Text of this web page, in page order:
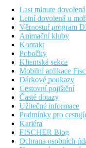
Poznámka
V Řecku je
aktivit může být
Vzdálenosti
0 m
Centrum města
3,5 km
Vzdálenost od
450 m
Vzdálenost k pláži
Last minute dovolená
Letní dovolená u
Věrnostní program
Animační kluby
Kontakt
Pobočky
Klientská sekce
Mobilní aplikace
Dárkové poukazy
Cestovní pojištění
Časté dotazy
Užitečné informace
Podmínky pro
Kariéra
FISCHER Blog
Ochrana osobních